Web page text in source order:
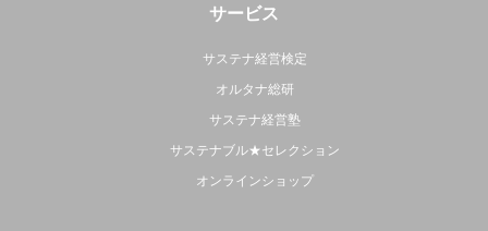
サービス
サステナ経営検定
オルタナ総研
サステナ経営塾
サステナブル★セレクション
オンラインショップ